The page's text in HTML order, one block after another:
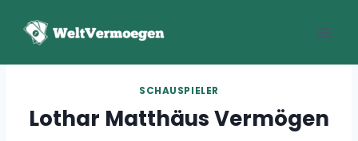
Inhalt
SCHAUSPIELER
Lothar Matthäus Vermögen